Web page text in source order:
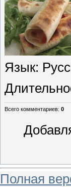
Язык:
Всего комментариев: 0
Полная